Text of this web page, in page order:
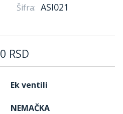
Šifra: ASI021
RSD
Ek ventili
NEMAČKA